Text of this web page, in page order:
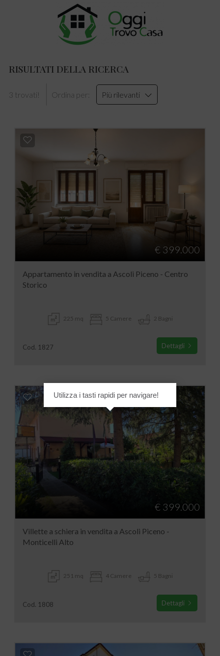
RISULTATI DELLA RICERCA
3 trovati! Ordina per: Più rilevanti
€ 399.000
Appartamento in vendita a Ascoli Piceno - Centro
Storico
225 mq 5 Camere 2 Bagni
Cod. 1827 Dettagli
€ 399.000
Villette a schiera in vendita a Ascoli Piceno -
Monticelli Alto
251 mq 4 Camere 5 Bagni
Cod. 1808 Dettagli
Utilizza i tasti rapidi per navigare!